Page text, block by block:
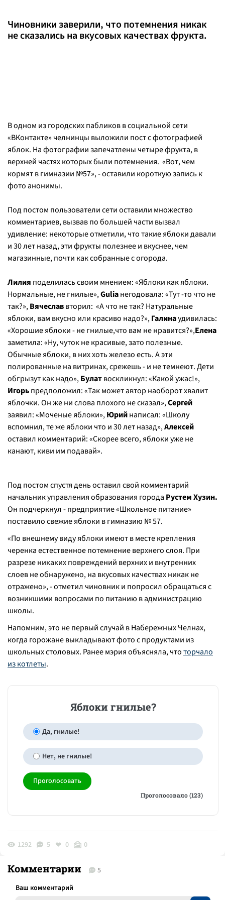
Чиновники заверили, что потемнения никак
не сказались на вкусовых качествах фрукта.
В одном из городских пабликов в социальной сети
«ВКонтакте» челнинцы выложили пост с фотографией
яблок. На фотографии запечатлены четыре фрукта, в
верхней частях которых были потемнения. «Вот, чем
кормят в гимназии №57», - оставили короткую запись к
фото анонимы.
Под постом пользователи сети оставили множество
комментариев, вызвав по большей части вызвал
удивление: некоторые отметили, что такие яблоки давали
и 30 лет назад, эти фрукты полезнее и вкуснее, чем
магазинные, почти как собранные с огорода.
Лилия поделилась своим мнением: «Яблоки как яблоки.
Нормальные, не гнилые»,Guliaнегодовала: «Тут -то что не
так?»,Вячеславвторил: «А что не так? Натуральные
яблоки, вам вкусно или красиво надо?»,Галинаудивилась:
«Хорошие яблоки - не гнилые,что вам не нравится?»,Елена
заметила: «Ну, чуток не красивые, зато полезные.
Обычные яблоки, в них хоть железо есть. А эти
полированные на витринах, срежешь - и не темнеют. Дети
обгрызут как надо»,Булатвоскликнул: «Какой ужас!»,
Игорьпредположил: «Так может автор наоборот хвалит
яблочки. Он же ни слова плохого не сказал»,Сергей
заявил: «Моченые яблоки»,Юрийнаписал: «Школу
вспомнил, те же яблоки что и 30 лет назад»,Алексей
оставил комментарий: «Скорее всего, яблоки уже не
канают, киви им подавай».
Под постом спустя день оставил свой комментарий
начальник управления образования города Рустем Хузин.
Он подчеркнул - предприятие «Школьное питание»
поставило свежие яблоки в гимназию № 57.
«По внешнему виду яблоки имеют в месте крепления
черенка естественное потемнение верхнего слоя. При
разрезе никаких повреждений верхних и внутренних
слоев не обнаружено, на вкусовых качествах никак не
отражено», - отметил чиновник и попросил обращаться с
возникшими вопросами по питанию в администрацию
школы.
Напомним, это не первый случай в Набережных Челнах,
когда горожане выкладывают фото с продуктами из
школьных столовых. Ранее мэрия объясняла, чтоторчало
из котлеты.
Яблоки гнилые?
Да, гнилые!
Нет, не гнилые!
Проголосовало (123)
1292 5 0 0
Комментарии 5